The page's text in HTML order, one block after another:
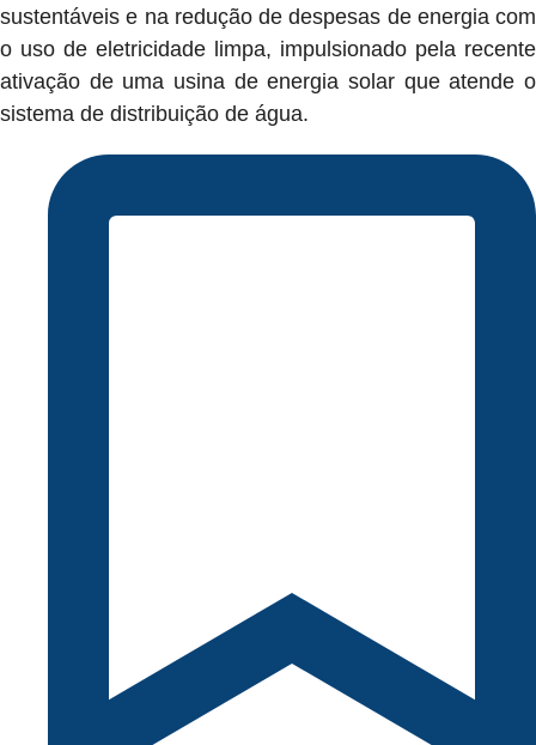
sustentáveis e na redução de despesas de energia com
o uso de eletricidade limpa, impulsionado pela recente
ativação de uma usina de energia solar que atende o
sistema de distribuição de água.